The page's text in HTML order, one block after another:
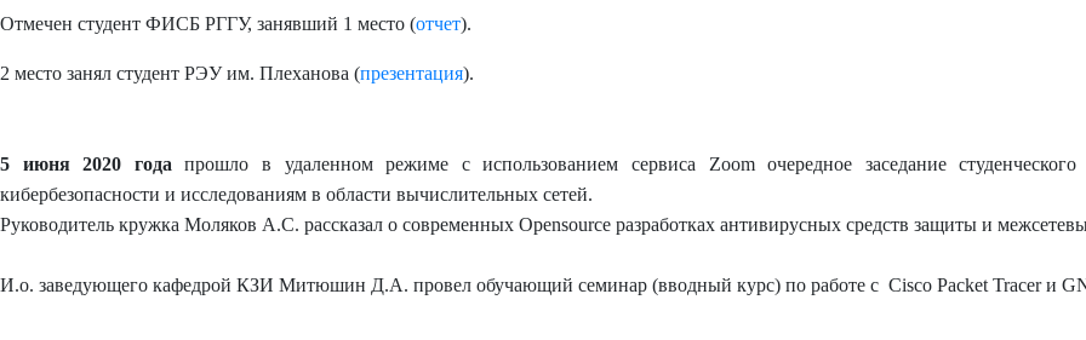
Отмечен студент ФИСБ РГГУ, занявший 1 место (отчет).
2 место занял студент РЭУ им. Плеханова (презентация).
5 июня 2020 года прошло в удаленном режиме с использованием сервиса Zoom очередное заседание
кибербезопасности и исследованиям в области вычислительных сетей.
Руководитель кружка Моляков А.С. рассказал о современных Opensource разработках антивирусных средств защиты и
И.о. заведующего кафедрой КЗИ Митюшин Д.А. провел обучающий семинар (вводный курс) по работе с Cisco Packet Tracer и